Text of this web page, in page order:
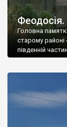
Головна
старому районі
південній